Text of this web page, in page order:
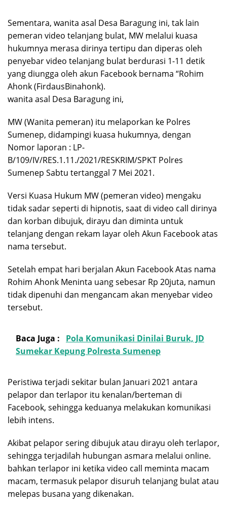
Sementara, wanita asal Desa Baragung ini, tak lain
pemeran video telanjang bulat, MW melalui kuasa
hukumnya merasa dirinya tertipu dan diperas oleh
penyebar video telanjang bulat berdurasi 1-11 detik
yang diungga oleh akun Facebook bernama “Rohim
Ahonk (FirdausBinahonk).
wanita asal Desa Baragung ini,
MW (Wanita pemeran) itu melaporkan ke Polres
Sumenep, didampingi kuasa hukumnya, dengan
Nomor laporan : LP-
B/109/IV/RES.1.11./2021/RESKRIM/SPKT Polres
Sumenep Sabtu tertanggal 7 Mei 2021.
Versi Kuasa Hukum MW (pemeran video) mengaku
tidak sadar seperti di hipnotis, saat di video call dirinya
dan korban dibujuk, dirayu dan diminta untuk
telanjang dengan rekam layar oleh Akun Facebook atas
nama tersebut.
Setelah empat hari berjalan Akun Facebook Atas nama
Rohim Ahonk Meninta uang sebesar Rp 20juta, namun
tidak dipenuhi dan mengancam akan menyebar video
tersebut.
Baca Juga :
Pola Komunikasi Dinilai Buruk, JD
Sumekar Kepung Polresta Sumenep
Peristiwa terjadi sekitar bulan Januari 2021 antara
pelapor dan terlapor itu kenalan/berteman di
Facebook, sehingga keduanya melakukan komunikasi
lebih intens.
Akibat pelapor sering dibujuk atau dirayu oleh terlapor,
sehingga terjadilah hubungan asmara melalui online.
bahkan terlapor ini ketika video call meminta macam
macam, termasuk pelapor disuruh telanjang bulat atau
melepas busana yang dikenakan.